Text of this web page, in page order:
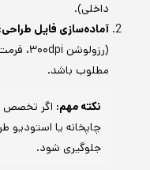
داخلی).
آماده‌سازی فایل طراحی:
مطلوب باشد.
نکته مهم: اگر تخصص
چاپخانه یا استودیو
جلوگیری شود.